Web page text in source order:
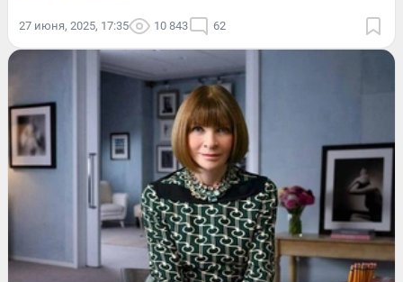
27 июня, 2025, 17:35 10 843 62